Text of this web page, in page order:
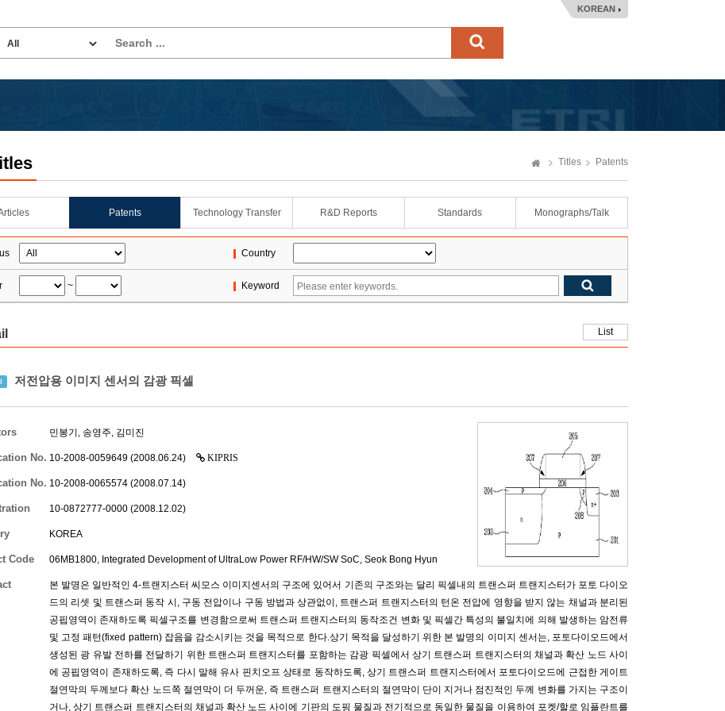
KOREAN
Titles Patents
Patents Technology Transfer R&D Reports Standards Monographs/Talk
Country
~ Keyword
List
저전압용 이미지 센서의 감광 픽셀
민봉기 , 송영주, 김미진
No. 10-2008-0059649 (2008.06.24) KIPRIS
No. 10-2008-0065574 (2008.07.14)
10-0872777-0000 (2008.12.02)
KOREA
Code 06MB1800, Integrated Development of UltraLow Power RF/HW/SW SoC, Seok Bong Hyun
본 발명은 일반적인 4-트랜지스터 씨모스 이미지센서의 구조에 있어서 기존의 구조와는 달리 픽셀내의 트랜스퍼 트랜지스터가 포토 다이오
드의 리셋 및 트랜스퍼 동작 시, 구동 전압이나 구동 방법과 상관없이, 트랜스퍼 트랜지스터의 턴온 전압에 영향을 받지 않는 채널과 분리된
공핍영역이 존재하도록 픽셀구조를 변경함으로써 트랜스퍼 트랜지스터의 동작조건 변화 및 픽셀간 특성의 불일치에 의해 발생하는 암전류
및 고정 패턴(fixed pattern) 잡음을 감소시키는 것을 목적으로 한다.상기 목적을 달성하기 위한 본 발명의 이미지 센서는, 포토다이오드에서
생성된 광 유발 전하를 전달하기 위한 트랜스퍼 트랜지스터를 포함하는 감광 픽셀에서 상기 트랜스퍼 트랜지스터의 채널과 확산 노드 사이
에 공핍영역이 존재하도록, 즉 다시 말해 유사 핀치오프 상태로 동작하도록, 상기 트랜스퍼 트랜지스터에서 포토다이오드에 근접한 게이트
절연막의 두께보다 확산 노드쪽 절연막이 더 두꺼운, 즉 트랜스퍼 트랜지스터의 절연막이 단이 지거나 점진적인 두께 변화를 가지는 구조이
거나, 상기 트랜스퍼 트랜지스터의 채널과 확산 노드 사이에 기판의 도핑 물질과 전기적으로 동일한 물질을 이용하여 포켓/할로 임플란트를